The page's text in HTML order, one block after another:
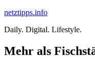
Zum
springen
netztipps.info
Daily. Digital. Lifestyle.
Mehr als